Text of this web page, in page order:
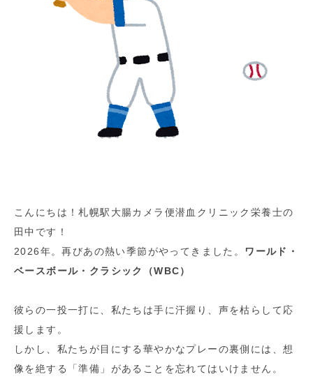
こんにちは！札幌駅大腸カメラ便潜血クリニック栄養士の
田中です！
2026年。再びあの熱い季節がやってきました。
ワールド・
ベースボール・クラシック（WBC）
彼らの一投一打に、私たちは手に汗握り、声を枯らして応
援します。
しかし、私たちが目にする華やかなプレーの裏側には、想
像を絶する「準備」があることを忘れてはいけません。